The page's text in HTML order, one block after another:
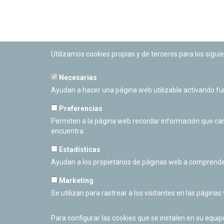
PLANETARIO DE PAMPLONA
Calle Sancho RamÃ­rez, s/n
Cerrado Temporalmente
Utilizamos cookies propias y de terceros para los
Necesarias
Ayudan a hacer una página web utilizable activando
Preferencias
Permiten a la página web recordar información que
encuentra.
Estadísticas
Ayudan a los propietarios de páginas web a
Marketing
Se utilizan para rastrear a los visitantes en las
Para configurar las cookies que se instalen en su